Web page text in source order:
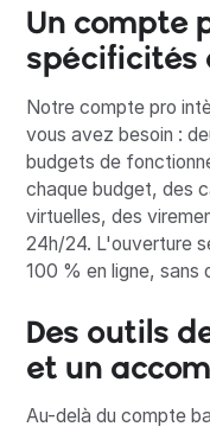
Un compte
spécificités
Notre compte pro
vous avez besoin :
budgets de
chaque budget, des
virtuelles, des
24h/24. L'ouverture
100 % en ligne, sans
Des outils
et un
Au-delà du compte